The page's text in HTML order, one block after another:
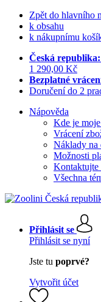
Zpět do hlavního
k obsahu
k nákupnímu
Česká
1 290,00 Kč
Bezplatné
Doručení do 2
Nápověda
Kde je
Vrácení
Náklady na
Možnosti
Kontaktujte
Všechna
Přihlásit se
Přihlásit se nyní
Jste tu poprvé?
Vytvořit účet